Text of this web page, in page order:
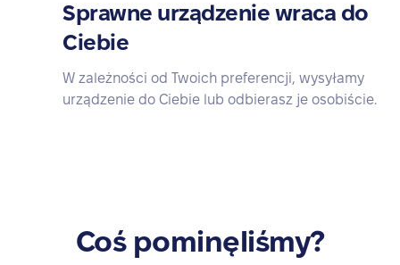
Sprawne urządzenie wraca do
Ciebie
W zależności od Twoich preferencji, wysyłamy
urządzenie do Ciebie lub odbierasz je osobiście.
Coś pominęliśmy?